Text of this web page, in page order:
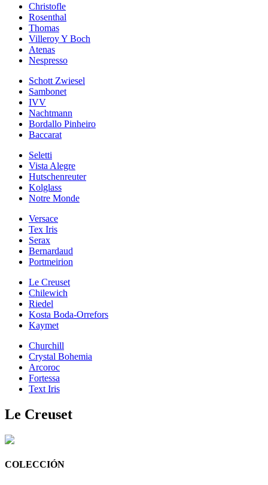
Christofle
Rosenthal
Thomas
Villeroy Y Boch
Atenas
Nespresso
Schott Zwiesel
Sambonet
IVV
Nachtmann
Bordallo Pinheiro
Baccarat
Seletti
Vista Alegre
Hutschenreuter
Kolglass
Notre Monde
Versace
Tex Iris
Serax
Bernardaud
Portmeirion
Le Creuset
Chilewich
Riedel
Kosta Boda-Orrefors
Kaymet
Churchill
Crystal Bohemia
Arcoroc
Fortessa
Text Iris
Le Creuset
COLECCIÓN